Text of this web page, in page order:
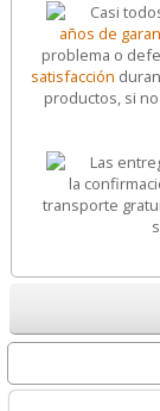
Casi
años de
problema o
satisfacción
productos, si
Las
la
transporte